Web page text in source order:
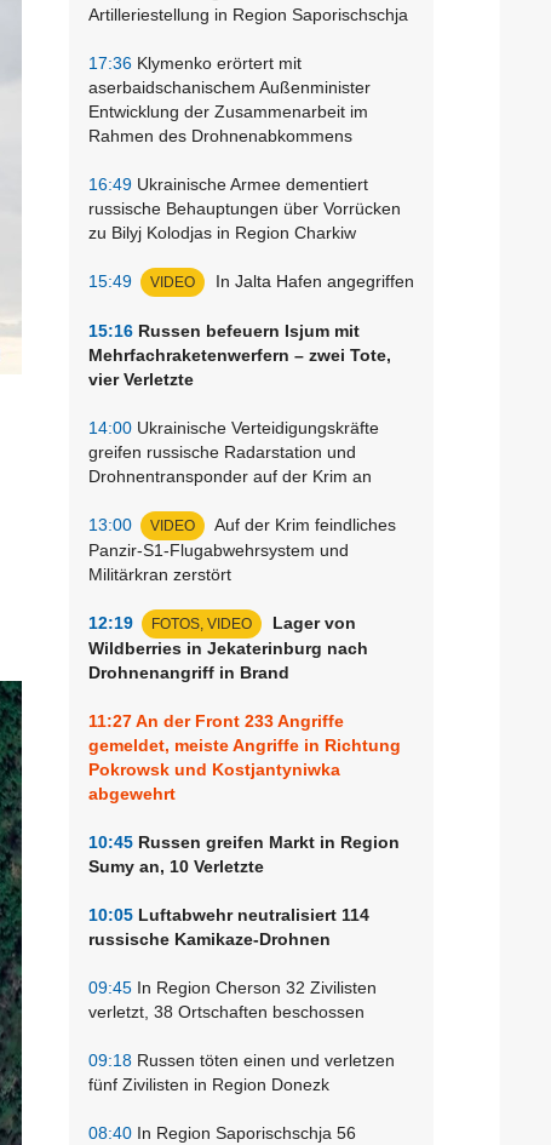
Artilleriestellung in Region Saporischschja
17:36 Klymenko erörtert mit
aserbaidschanischem Außenminister
Entwicklung der Zusammenarbeit im
Rahmen des Drohnenabkommens
16:49 Ukrainische Armee dementiert
russische Behauptungen über Vorrücken
zu Bilyj Kolodjas in Region Charkiw
15:49 VIDEO In Jalta Hafen angegriffen
15:16 Russen befeuern Isjum mit
Mehrfachraketenwerfern – zwei Tote,
vier Verletzte
14:00 Ukrainische Verteidigungskräfte
greifen russische Radarstation und
Drohnentransponder auf der Krim an
13:00 VIDEO
Auf der Krim feindliches
Panzir-S1-Flugabwehrsystem und
Militärkran zerstört
12:19 FOTOS, VIDEO
Lager von
Wildberries in Jekaterinburg nach
Drohnenangriff in Brand
11:27An der Front 233 Angriffe
gemeldet, meiste Angriffe in Richtung
Pokrowsk und Kostjantyniwka
abgewehrt
10:45 Russen greifen Markt in Region
Sumy an, 10 Verletzte
10:05 Luftabwehr neutralisiert 114
russische Kamikaze-Drohnen
09:45 In Region Cherson 32 Zivilisten
verletzt, 38 Ortschaften beschossen
09:18 Russen töten einen und verletzen
fünf Zivilisten in Region Donezk
08:40 In Region Saporischschja 56